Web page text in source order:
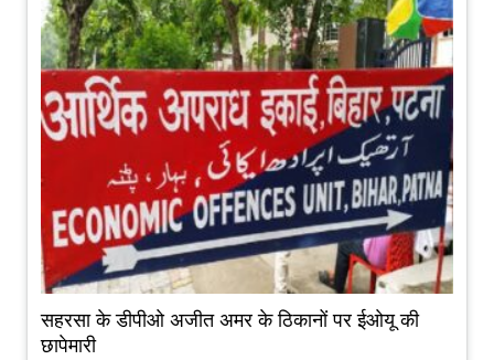
सहरसा के डीपीओ अजीत अमर के ठिकानों पर ईओयू की
छापेमारी